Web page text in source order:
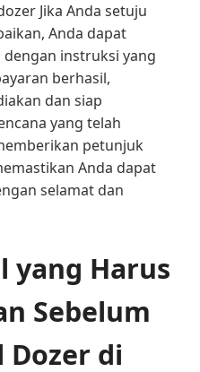
Jika Anda setuju
Anda dapat
instruksi yang
berhasil,
dan siap
yang telah
petunjuk
Anda dapat
selamat dan
yang Harus
Sebelum
Dozer di